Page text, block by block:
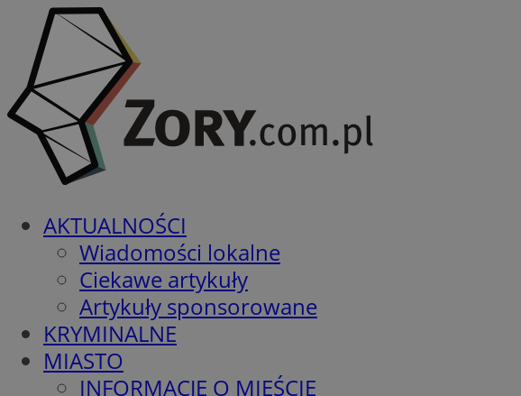
AKTUALNOŚCI
Wiadomości lokalne
Ciekawe artykuły
Artykuły sponsorowane
KRYMINALNE
MIASTO
INFORMACJE O MIEŚCIE